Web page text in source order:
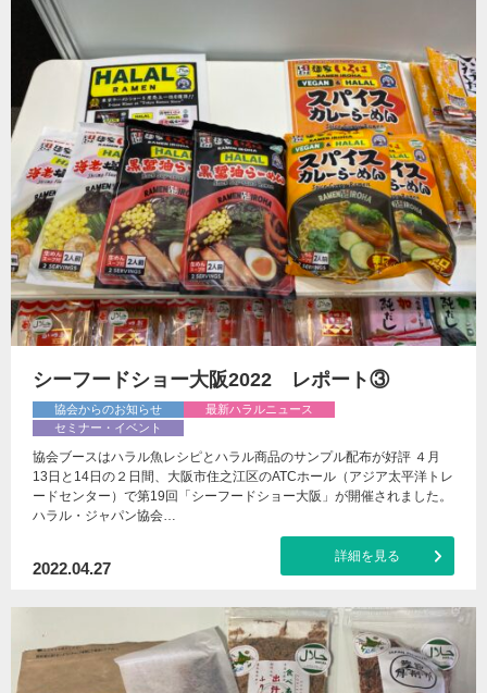
シーフードショー大阪2022 レポート③
協会からのお知らせ
最新ハラルニュース
セミナー・イベント
協会ブースはハラル魚レシピとハラル商品のサンプル配布が好評 ４月
13日と14日の２日間、大阪市住之江区のATCホール（アジア太平洋トレ
ードセンター）で第19回「シーフードショー大阪」が開催されました。
ハラル・ジャパン協会…
2022.04.27
詳細を見る